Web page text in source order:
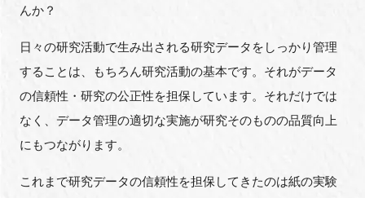
んか？
日々の研究活動で生み出される研究データをしっかり管理
することは、もちろん研究活動の基本です。それがデータ
の信頼性・研究の公正性を担保しています。それだけでは
なく、データ管理の適切な実施が研究そのものの品質向上
にもつながります。
これまで研究データの信頼性を担保してきたのは紙の実験